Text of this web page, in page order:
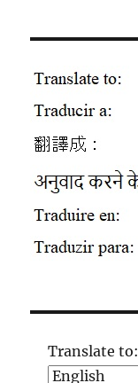
Translate to: